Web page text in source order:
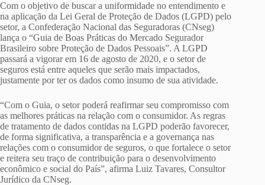
Com o objetivo de buscar a uniformidade no entendimento e
na aplicação da Lei Geral de Proteção de Dados (LGPD) pelo
setor, a Confederação Nacional das Seguradoras (CNseg)
lança o “Guia de Boas Práticas do Mercado Segurador
Brasileiro sobre Proteção de Dados Pessoais”. A LGPD
passará a vigorar em 16 de agosto de 2020, e o setor de
seguros está entre aqueles que serão mais impactados,
justamente por ter os dados como insumo de sua atividade.
“Com o Guia, o setor poderá reafirmar seu compromisso com
as melhores práticas na relação com o consumidor. As regras
de tratamento de dados contidas na LGPD poderão favorecer,
de forma significativa, a transparência e a governança nas
relações com o consumidor de seguros, o que fortalece o setor
e reitera seu traço de contribuição para o desenvolvimento
econômico e social do País”, afirma Luiz Tavares, Consultor
Jurídico da CNseg.